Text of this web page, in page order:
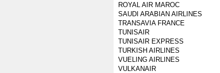
ROYAL AIR MAROC
SAUDI ARABIAN AIRLINES
TRANSAVIA FRANCE
TUNISAIR
TUNISAIR EXPRESS
TURKISH AIRLINES
VUELING AIRLINES
VULKANAIR